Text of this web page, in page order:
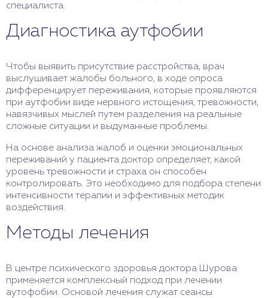
специалиста.
Диагностика аутфобии
Чтобы выявить присутствие расстройства, врач
выслушивает жалобы больного, в ходе опроса
дифференцирует переживания, которые проявляются
при аутфобии виде нервного истощения, тревожности,
навязчивых мыслей путем разделения на реальные
сложные ситуации и выдуманные проблемы.
На основе анализа жалоб и оценки эмоциональных
переживаний у пациента доктор определяет, какой
уровень тревожности и страха он способен
контролировать. Это необходимо для подбора степени
интенсивности терапии и эффективных методик
воздействия.
Методы лечения
В центре психического здоровья доктора Шурова
применяется комплексный подход при лечении
аутофобии. Основой лечения служат сеансы